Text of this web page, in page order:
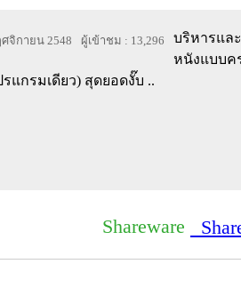
จิกายน 2548 ผู้เข้าชม : 13,296
บริหารแล
หนังแบบค
แกรมเดียว) สุดยอดงั๊บ ..
Shareware